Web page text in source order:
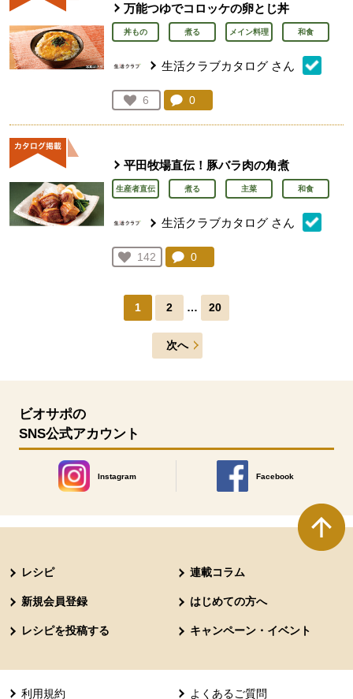
万能つゆでコロッケの卵とじ丼
丼もの 煮る メイン料理 和食
生活クラブカタログ さん
お気に入り登録：
6
人が登録
コメント：
0
平田牧場直伝！豚バラ肉の角煮
生産者直伝 煮る 主菜 和食
生活クラブカタログ さん
お気に入り登録：
142
人が登録
コメント：
0
1 2 … 20
次へ
ビオサポの
SNS公式アカウント
Instagram
別のウィンドウで開きます。
Facebook
別のウィンドウで開きます
レシピ 連載コラム
新規会員登録 はじめての方へ
レシピを投稿する キャンペーン・イベント
利用規約 よくあるご質問